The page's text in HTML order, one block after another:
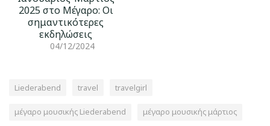
2025 στο Μέγαρο: Οι
σημαντικότερες
εκδηλώσεις
04/12/2024
Liederabend travel travelgirl
μέγαρο μουσικής Liederabend μέγαρο μουσικής μάρτιος